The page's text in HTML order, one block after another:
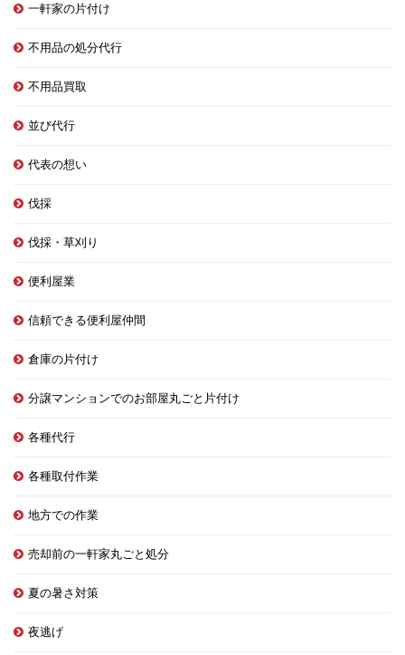
一軒家の片付け
不用品の処分代行
不用品買取
並び代行
代表の想い
伐採
伐採・草刈り
便利屋業
信頼できる便利屋仲間
倉庫の片付け
分譲マンションでのお部屋丸ごと片付け
各種代行
各種取付作業
地方での作業
売却前の一軒家丸ごと処分
夏の暑さ対策
夜逃げ